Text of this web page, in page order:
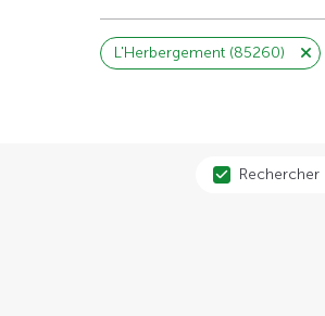
L'Herbergement (85260)